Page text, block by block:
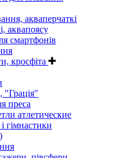
акваперчаткі
аквапоясу
смартфонів
кросфіта
"Грація"
преса
атлетические
гімнастики